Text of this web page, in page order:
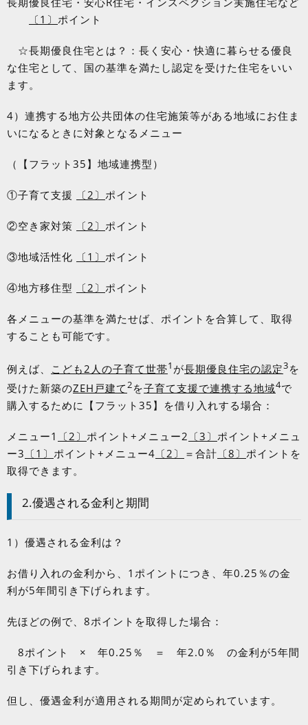
〔 1 〕 ポイント
☆長期優良住宅とは？：長く安心・快適に暮らせる優良
な住宅として、国の基準を満たし認定を受けた住宅をいい
ます。
4）連携する地方公共団体の住宅施策等がある地域にお住ま
いになるときに対象となるメニュー
（【フラット 35 】地域連携型）
①子育て支援 〔 2 〕 ポイント
②空き家対策 〔 2 〕 ポイント
③地域活性化 〔 1 〕 ポイント
④地方移住型 〔 2 〕 ポイント
各メニューの基準を満たせば、ポイントを合算して、取得
することも可能です。
例えば、 こども 2 人の子育て世帯1 が長期優良住宅の認定3を
受けた新築のZEH 戸建て2を子育て支援で連携する地域4で
購入するために【フラット 35 】を借り入れする場合：
メニュー1 〔 2 〕 ポイント + メニュー2 〔3 〕 ポイント + メニュ
ー3 〔 1 〕 ポイント + メニュー4 〔 2 〕 ＝合計 〔8 〕 ポイントを
取得できます。
2.優遇される金利と期間
1）優遇される金利は？
お借り入れの金利から、 1 ポイントにつき、年0.25 ％の金
利が5年間引き下げられます。
先ほどの例で、 8ポイントを取得した場合：
8ポイント × 年0.25 ％ ＝ 年2.0 ％ の金利が5年間
引き下げられます。
但し、優遇金利が適用される期間が定められています。